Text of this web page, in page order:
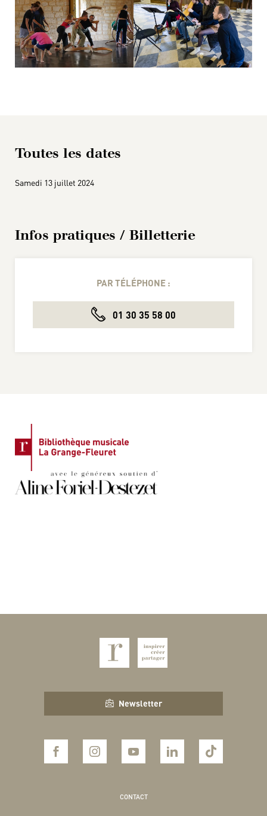
Toutes les dates
Samedi 13 juillet 2024
Infos pratiques / Billetterie
PAR TÉLÉPHONE :
01 30 35 58 00
Newsletter
CONTACT